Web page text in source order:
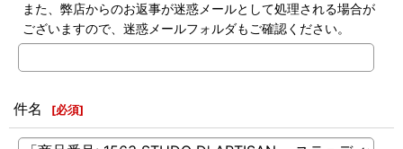
また、弊店からのお返事が迷惑メールとして処理される場合が
ございますので、迷惑メールフォルダもご確認ください。
件名 [必須]